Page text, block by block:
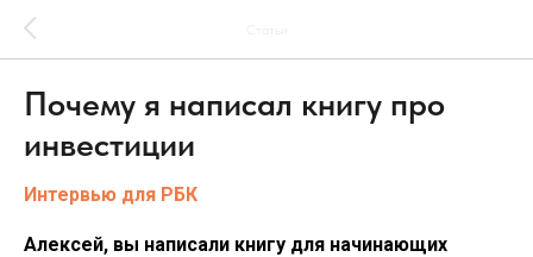
Почему я написал книгу про
инвестиции
Интервью для РБК
Алексей, вы написали книгу для начинающих